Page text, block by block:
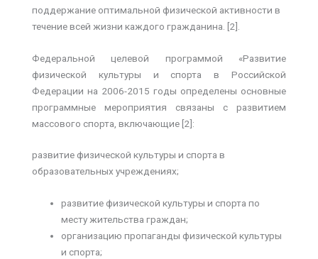
поддержание оптимальной физической активности в
течение всей жизни каждого гражданина. [2].
Федеральной целевой программой «Развитие
физической культуры и спорта в Российской
Федерации на 2006-2015 годы определены основные
программные мероприятия связаны с развитием
массового спорта, включающие [2]:
развитие физической культуры и спорта в
образовательных учреждениях;
развитие физической культуры и спорта по
месту жительства граждан;
организацию пропаганды физической культуры
и спорта;